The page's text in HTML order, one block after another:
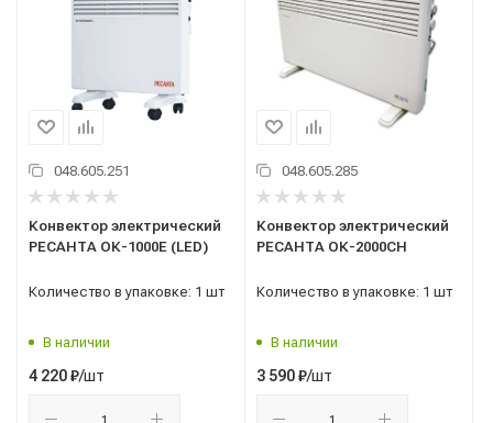
048.605.251
Конвектор электрический
РЕСАНТА ОК-1000Е (LED)
Количество в упаковке: 1 шт
В наличии
4 220₽/шт
048.605.285
Конвектор электрический
РЕСАНТА ОК-2000СН
Количество в упаковке: 1 шт
В наличии
3 590₽/шт